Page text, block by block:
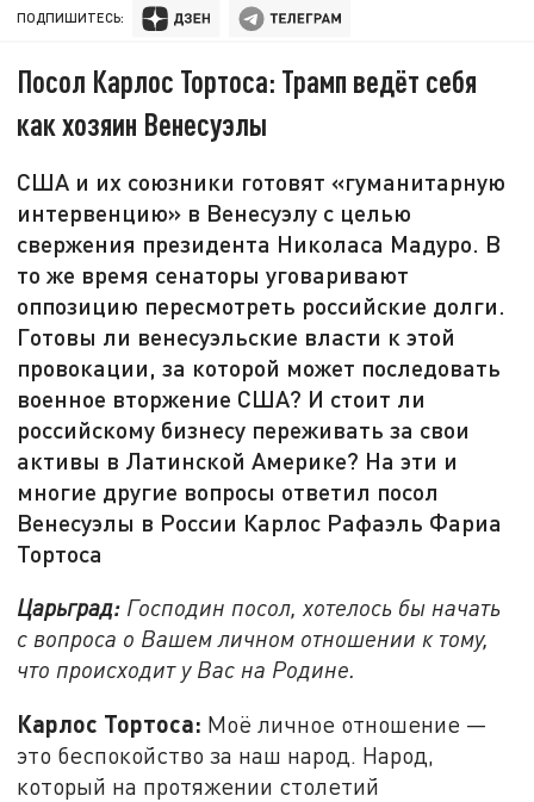
ПОДПИШИТЕСЬ:
Посол Карлос Тортоса: Трамп ведёт себя
как хозяин Венесуэлы
США и их союзники готовят «гуманитарную
интервенцию» в Венесуэлу с целью
свержения президента Николаса Мадуро. В
то же время сенаторы уговаривают
оппозицию пересмотреть российские долги.
Готовы ли венесуэльские власти к этой
провокации, за которой может последовать
военное вторжение США? И стоит ли
российскому бизнесу переживать за свои
активы в Латинской Америке? На эти и
многие другие вопросы ответил посол
Венесуэлы в России Карлос Рафаэль Фариа
Тортоса
Царьград: Господин посол, хотелось бы начать
с вопроса о Вашем личном отношении к тому,
что происходит у Вас на Родине.
Карлос Тортоса: Моё личное отношение —
это беспокойство за наш народ. Народ,
который на протяжении столетий